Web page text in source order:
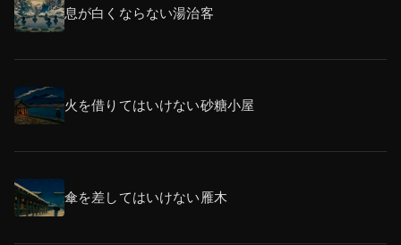
息が白くならない湯治客
火を借りてはいけない砂糖小屋
傘を差してはいけない雁木